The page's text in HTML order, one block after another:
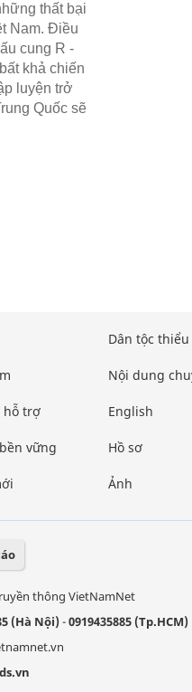
thất bại
Nam. Điều
cung R -
khả chiến
luyện trở
Quốc sẽ
hỗ trợ
vững
Dân tộc
Nội dung
English
Hồ sơ
Ảnh
thông VietNamNet
(Hà Nội)-0919435885 (Tp.HCM)